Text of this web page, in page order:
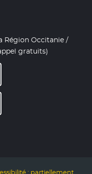
Région Occitanie /
gratuits)
: partiellement